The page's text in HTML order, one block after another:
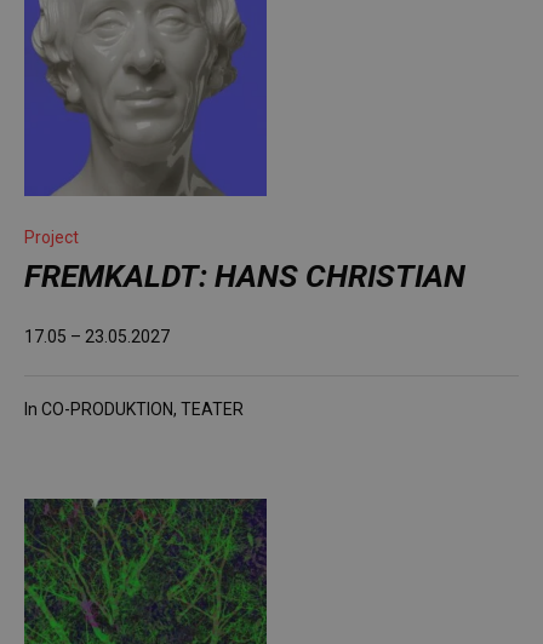
Project
FREMKALDT: HANS CHRISTIAN
17.05 – 23.05.2027
In CO-PRODUKTION, TEATER